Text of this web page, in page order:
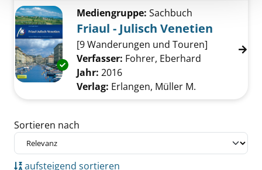
Exemplar-Details von Friaul - Julisch
Mediengruppe: Sachbuch
Friaul - Julisch Venetien
[9 Wanderungen und Touren]
Verfasser: Fohrer, Eberhard
Jahr: 2016
Verlag: Erlangen, Müller M.
Zu den Suchfiltern springen
Sortieren nach
aufsteigend sortieren